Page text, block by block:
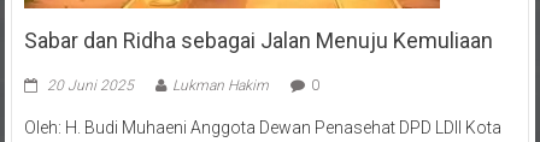
Sabar dan Ridha sebagai Jalan Menuju Kemuliaan
20 Juni 2025 Lukman Hakim 0
Oleh: H. Budi Muhaeni Anggota Dewan Penasehat DPD LDII Kota